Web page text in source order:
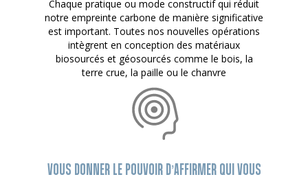
Chaque pratique ou mode constructif qui réduit
notre empreinte carbone de manière significative
est important. Toutes nos nouvelles opérations
intègrent en conception des matériaux
biosourcés et géosourcés comme le bois, la
terre crue, la paille ou le chanvre
VOUS DONNER LE POUVOIR D’AFFIRMER QUI VOUS